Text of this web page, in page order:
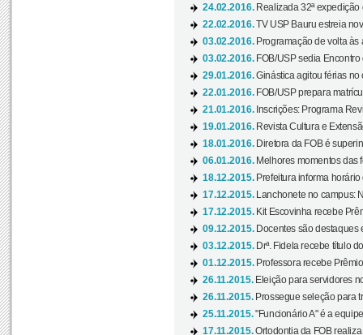
24.02.2016. Realizada 32ª
22.02.2016.TV USP Bauru estreia
03.02.2016. Programação de volta às
03.02.2016. FOB/USP sedia
29.01.2016.Ginástica agitou férias no
22.01.2016. FOB/USP prepara
21.01.2016. Inscrições: Programa
19.01.2016. Revista Cultura e
18.01.2016. Diretora da FOB é
06.01.2016. Melhores momentos das
18.12.2015. Prefeitura informa
17.12.2015.
Lanchonete no campus:
17.12.2015. Kit Escovinha recebe
09.12.2015. Docentes são destaques
03.12.2015. Drª. Fidela recebe título
01.12.2015. Professora recebe
26.11.2015. Eleição para servidores
26.11.2015. Prossegue seleção para
25.11.2015."Funcionário A" é a
17.11.2015.Ortodontia da FOB